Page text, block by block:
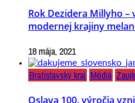
Rok Dezidera Millyho
modernej krajiny
18 mája, 2021
Bratislavský kraj Médiá
Oslava 100. výročia